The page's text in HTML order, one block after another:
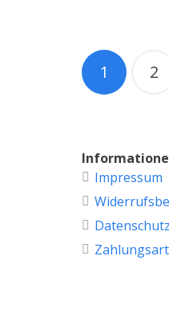
1 2
Impressum